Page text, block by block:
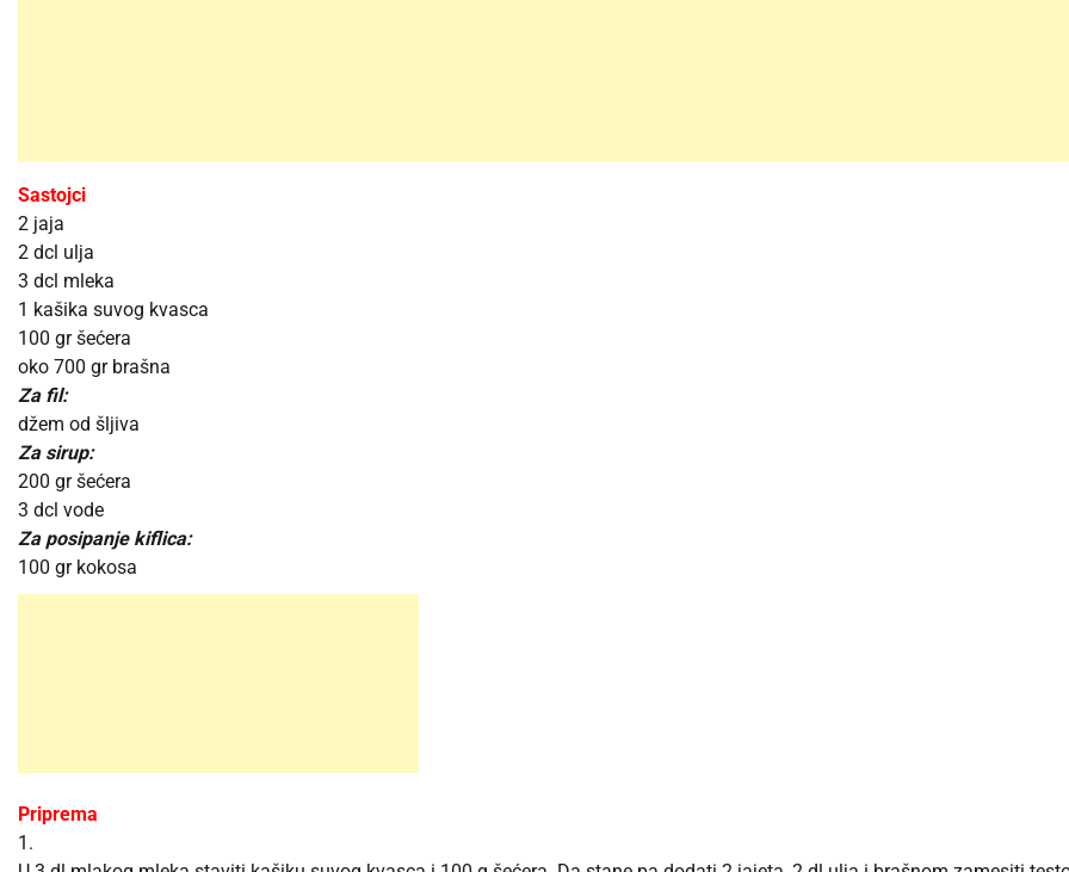
Sastojci
2 jaja
2 dcl ulja
3 dcl mleka
1 kašika suvog kvasca
100 gr šećera
oko 700 gr brašna
Za fil:
džem od šljiva
Za sirup:
200 gr šećera
3 dcl vode
Za posipanje kiflica:
100 gr kokosa
Priprema
1.